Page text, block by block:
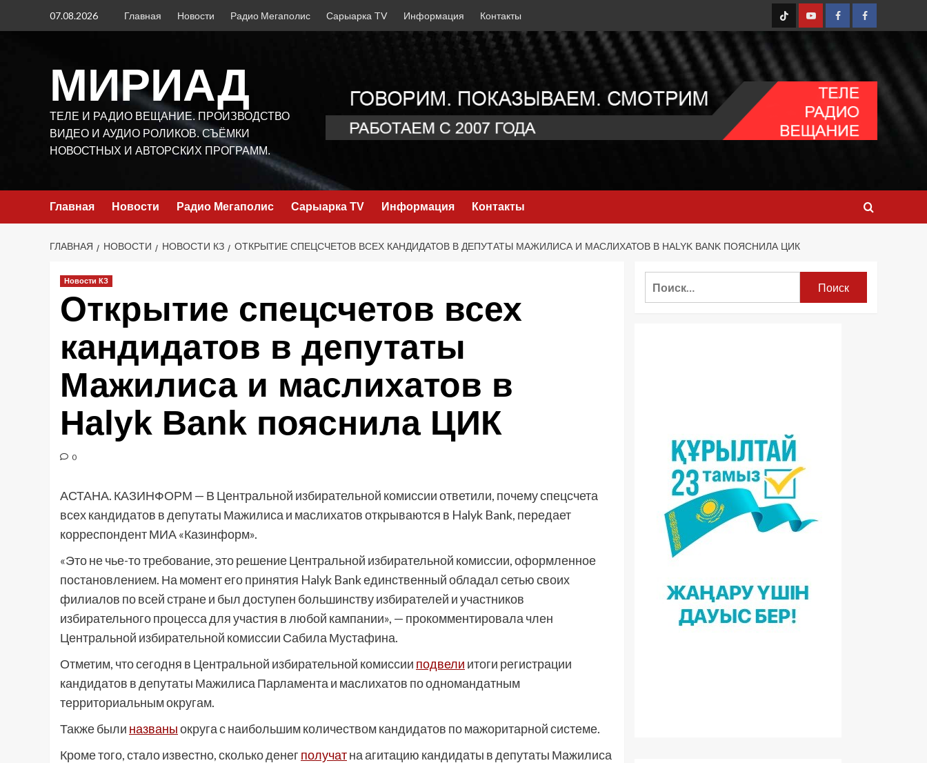
07.08.2026 Главная Новости Радио Мегаполис Сарыарка TV Информация Контакты
TT YoutubeFB1 FB2
МИРИАД
ТЕЛЕ И РАДИО ВЕЩАНИЕ. ПРОИЗВОДСТВО
ВИДЕО И АУДИО РОЛИКОВ. СЪЁМКИ
НОВОСТНЫХ И АВТОРСКИХ ПРОГРАММ.
Главная Новости Радио Мегаполис Сарыарка TV Информация Контакты
ГЛАВНАЯ НОВОСТИ НОВОСТИ КЗ ОТКРЫТИЕ СПЕЦСЧЕТОВ ВСЕХ КАНДИДАТОВ В ДЕПУТАТЫ МАЖИЛИСА И МАСЛИХАТОВ В HALYK BANK ПОЯСНИЛА ЦИК
Новости КЗ
Открытие спецсчетов всех
кандидатов в депутаты
Мажилиса и маслихатов в
Halyk Bank пояснила ЦИК
0
АСТАНА. КАЗИНФОРМ — В Центральной избирательной комиссии ответили, почему спецсчета
всех кандидатов в депутаты Мажилиса и маслихатов открываются в Halyk Bank, передает
корреспондент МИА «Казинформ».
«Это не чье-то требование, это решение Центральной избирательной комиссии, оформленное
постановлением. На момент его принятия Halyk Bank единственный обладал сетью своих
филиалов по всей стране и был доступен большинству избирателей и участников
избирательного процесса для участия в любой кампании», — прокомментировала член
Центральной избирательной комиссии Сабила Мустафина.
Отметим, что сегодня в Центральной избирательной комиссии подвели итоги регистрации
кандидатов в депутаты Мажилиса Парламента и маслихатов по одномандатным
территориальным округам.
Также были названыокруга с наибольшим количеством кандидатов по мажоритарной системе.
Кроме того, стало известно, сколько денег получатна агитацию кандидаты в депутаты Мажилиса